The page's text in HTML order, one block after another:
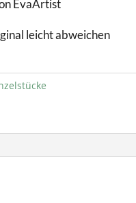
EvaArtist
leicht abweichen